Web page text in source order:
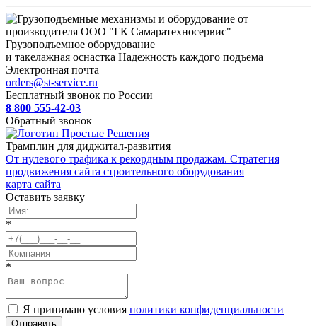
Грузоподъемное оборудование
и такелажная оснастка Надежность каждого подъема
Электронная почта
orders@st-service.ru
Бесплатный звонок по России
8 800 555-42-03
Обратный звонок
Трамплин для диджитал-развития
От нулевого трафика к рекордным продажам. Стратегия
продвижения сайта строительного оборудования
карта сайта
Оставить заявку
*
*
Я принимаю условия политики конфиденциальности